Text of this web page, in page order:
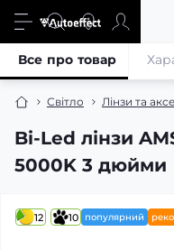
Світло Лінзи та
Bi-Led лінзи
5000K 3 дюйми
Все про товар
12 10 популярний